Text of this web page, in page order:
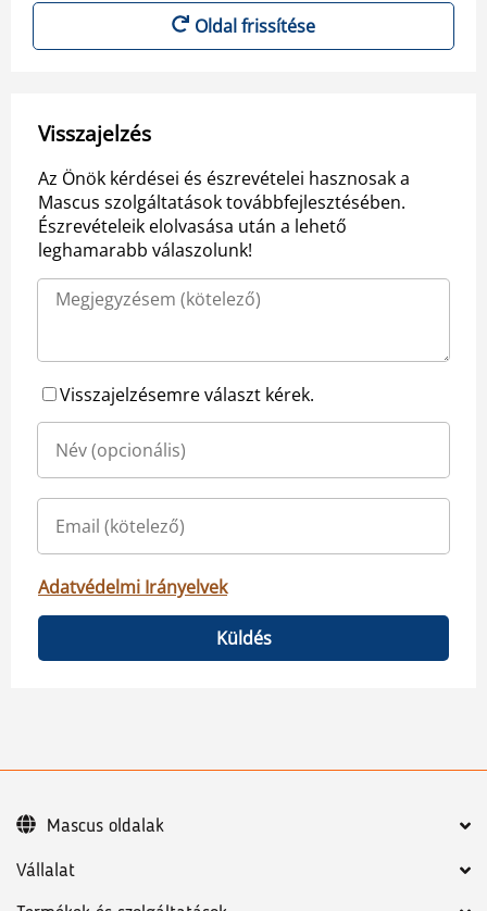
Oldal frissítése
Visszajelzés
Az Önök kérdései és észrevételei hasznosak a
Mascus szolgáltatások továbbfejlesztésében.
Észrevételeik elolvasása után a lehető
leghamarabb válaszolunk!
Visszajelzésemre választ kérek.
Adatvédelmi Irányelvek
Küldés
Vállalat
Mascus oldalak